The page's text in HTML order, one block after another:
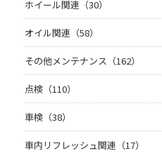
ホイール関連（30）
オイル関連（58）
その他メンテナンス（162）
点検（110）
車検（38）
車内リフレッシュ関連（17）